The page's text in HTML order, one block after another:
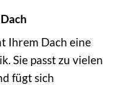
Ihrem Dach eine
Sie passt zu vielen
fügt sich